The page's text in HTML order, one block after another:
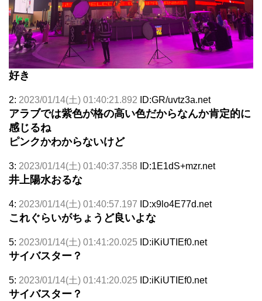
好き
2: 2023/01/14(土) 01:40:21.892 ID:GR/uvtz3a.net
アラブでは紫色が格の高い色だからなんか肯定的に
感じるね
ピンクかわからないけど
3: 2023/01/14(土) 01:40:37.358 ID:1E1dS+mzr.net
井上陽水おるな
4: 2023/01/14(土) 01:40:57.197 ID:x9lo4E77d.net
これぐらいがちょうど良いよな
5: 2023/01/14(土) 01:41:20.025 ID:iKiUTIEf0.net
サイバスター？
5: 2023/01/14(土) 01:41:20.025 ID:iKiUTIEf0.net
サイバスター？